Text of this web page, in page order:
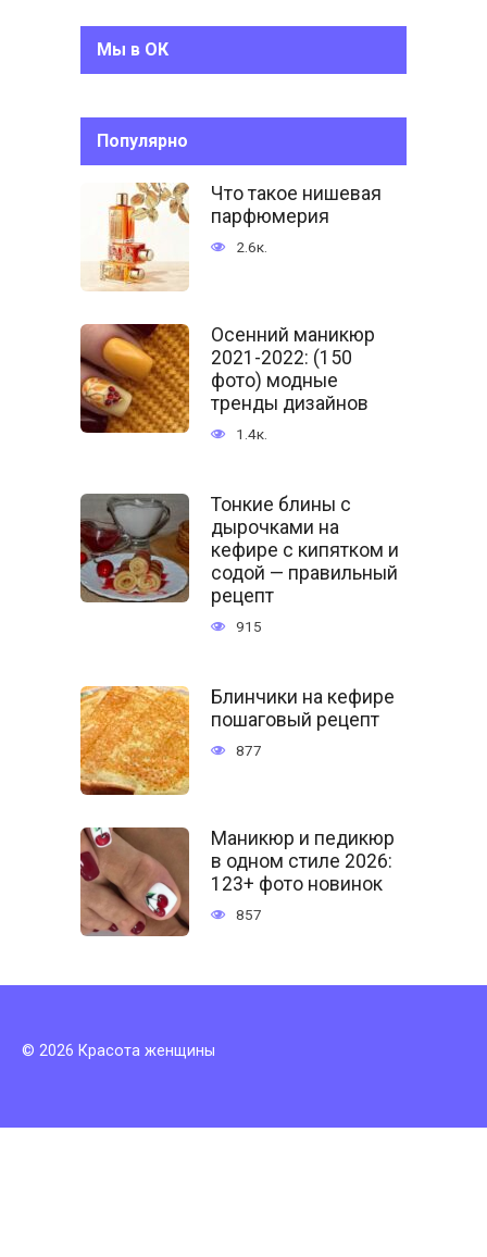
Мы в ОК
Популярно
Что такое нишевая
парфюмерия
2.6к.
Осенний маникюр
2021-2022: (150
фото) модные
тренды дизайнов
1.4к.
Тонкие блины с
дырочками на
кефире с кипятком и
содой — правильный
рецепт
915
Блинчики на кефире
пошаговый рецепт
877
Маникюр и педикюр
в одном стиле 2026:
123+ фото новинок
857
© 2026 Красота женщины